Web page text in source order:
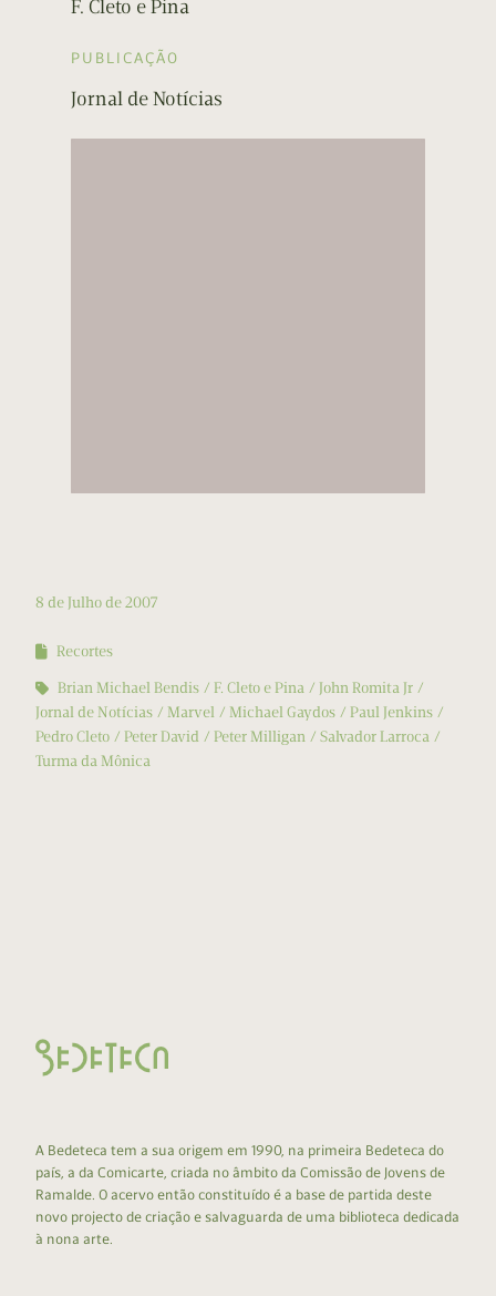
F. Cleto e Pina
PUBLICAÇÃO
Jornal de Notícias
8 de Julho de 2007
Recortes
Brian Michael Bendis
F. Cleto e Pina
John Romita Jr
Jornal de Notícias
Marvel Michael Gaydos
Paul Jenkins
Pedro Cleto
Peter David Peter Milligan
Salvador Larroca
Turma da Mônica
A Bedeteca tem a sua origem em 1990, na primeira Bedeteca do
país, a da Comicarte, criada no âmbito da Comissão de Jovens de
Ramalde. O acervo então constituído é a base de partida deste
novo projecto de criação e salvaguarda de uma biblioteca dedicada
à nona arte.